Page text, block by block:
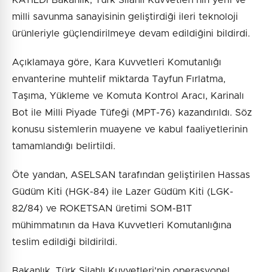
milli savunma sanayisinin geliştirdiği ileri teknoloji
ürünleriyle güçlendirilmeye devam edildiğini bildirdi.
Açıklamaya göre, Kara Kuvvetleri Komutanlığı
envanterine muhtelif miktarda Tayfun Fırlatma,
Taşıma, Yükleme ve Komuta Kontrol Aracı, Karinalı
Bot ile Milli Piyade Tüfeği (MPT-76) kazandırıldı. Söz
konusu sistemlerin muayene ve kabul faaliyetlerinin
tamamlandığı belirtildi.
Öte yandan, ASELSAN tarafından geliştirilen Hassas
Güdüm Kiti (HGK-84) ile Lazer Güdüm Kiti (LGK-
82/84) ve ROKETSAN üretimi SOM-B1T
mühimmatının da Hava Kuvvetleri Komutanlığına
teslim edildiği bildirildi.